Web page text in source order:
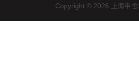
Copyright © 2026 上海申